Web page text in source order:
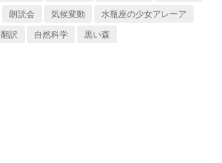
朗読会 気候変動
水瓶座の少女アレーア
翻訳 自然科学 黒い森